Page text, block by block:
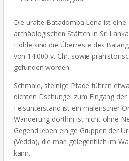
Die uralte Batadomba Lena ist eine
archäologischen Stätten in Sri
Höhle sind die Überreste des
von 14.000 v. Chr. sowie
gefunden worden.
Schmale, steinige Pfade führen
dichten Dschungel zum Eingang
Felsunterstand ist ein malerischer
Wanderung dorthin ist nicht ohne
Gegend leben einige Gruppen der
(Vedda), die man gelegentlich im
kann.